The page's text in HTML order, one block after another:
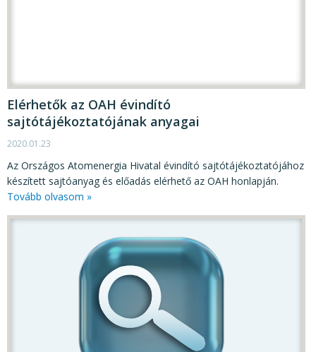
Elérhetők az OAH évindító
sajtótájékoztatójának anyagai
2020.01.23
Az Országos Atomenergia Hivatal évindító sajtótájékoztatójához
készített sajtóanyag és előadás elérhető az OAH honlapján.
Tovább olvasom »